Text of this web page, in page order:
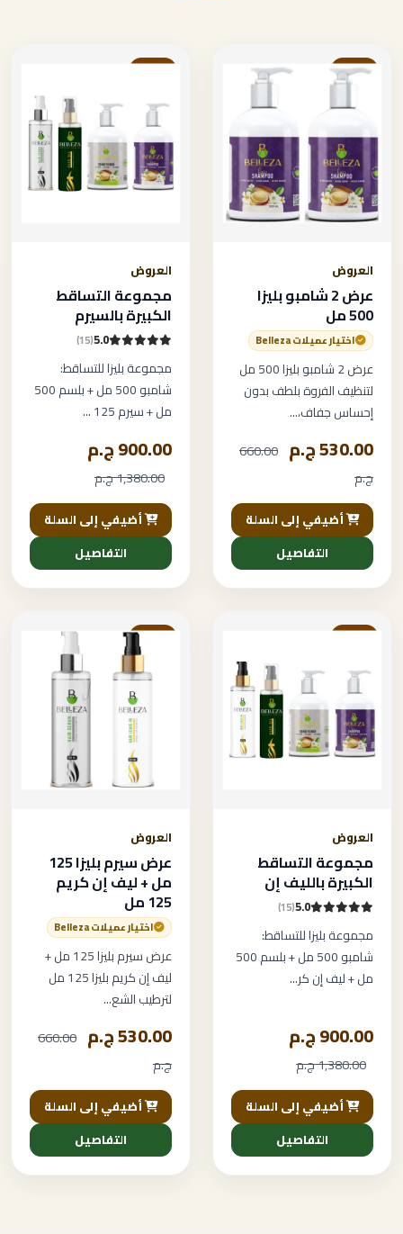
خصم
العروض
عرض 2 شامبو بليزا
500 مل
اختيار عميلات Belleza
عرض 2 شامبو بليزا 500 مل
لتنظيف الفروة بلطف بدون
إحساس جفاف،...
530.00 ج.م
660.00
ج.م
أضيفي إلى السلة
التفاصيل
خصم
العروض
مجموعة التساقط
الكبيرة بالسيرم
5.0
(15)
مجموعة بليزا للتساقط:
شامبو 500 مل + بلسم 500
مل + سيرم 125 ...
900.00 ج.م
1,380.00 ج.م
أضيفي إلى السلة
التفاصيل
خصم
العروض
مجموعة التساقط
الكبيرة بالليف إن
5.0
(15)
مجموعة بليزا للتساقط:
شامبو 500 مل + بلسم 500
مل + ليف إن كر...
900.00 ج.م
1,380.00 ج.م
أضيفي إلى السلة
التفاصيل
خصم
العروض
عرض سيرم بليزا 125
مل + ليف إن كريم
125 مل
اختيار عميلات Belleza
عرض سيرم بليزا 125 مل +
ليف إن كريم بليزا 125 مل
لترطيب الشع...
530.00 ج.م
660.00
ج.م
أضيفي إلى السلة
التفاصيل